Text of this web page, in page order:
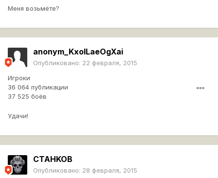
Меня возьмёте?
anonym_KxoILaeOgXai
Опубликовано: 22 февраля, 2015
Игроки
36 064 публикации
37 525 боёв
Удачи!
CTAHKOB
Опубликовано: 28 февраля, 2015